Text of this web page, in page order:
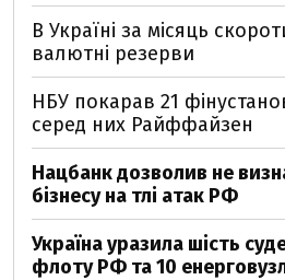
В Україні за місяць
валютні резерви
НБУ покарав 21
серед них Райффайзен
Нацбанк дозволив не
бізнесу на тлі атак РФ
Україна уразила шість
флоту РФ та 10